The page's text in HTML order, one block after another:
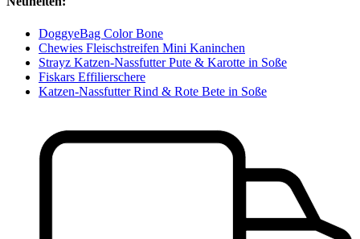
DoggyeBag Color Bone
Chewies Fleischstreifen Mini Kaninchen
Strayz Katzen-Nassfutter Pute & Karotte in Soße
Fiskars Effilierschere
Katzen-Nassfutter Rind & Rote Bete in Soße